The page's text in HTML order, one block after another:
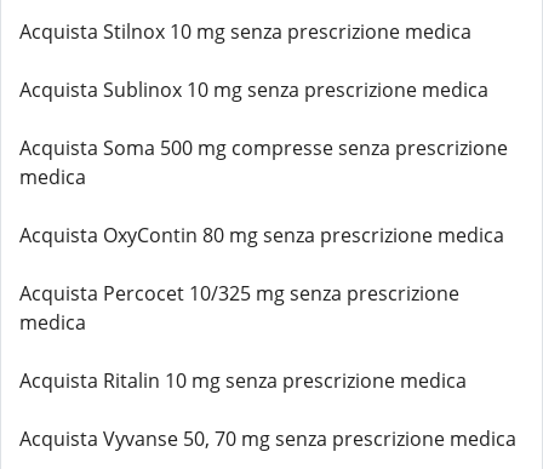
Acquista Stilnox 10 mg senza prescrizione medica
Acquista Sublinox 10 mg senza prescrizione medica
Acquista Soma 500 mg compresse senza prescrizione
medica
Acquista OxyContin 80 mg senza prescrizione medica
Acquista Percocet 10/325 mg senza prescrizione
medica
Acquista Ritalin 10 mg senza prescrizione medica
Acquista Vyvanse 50, 70 mg senza prescrizione medica